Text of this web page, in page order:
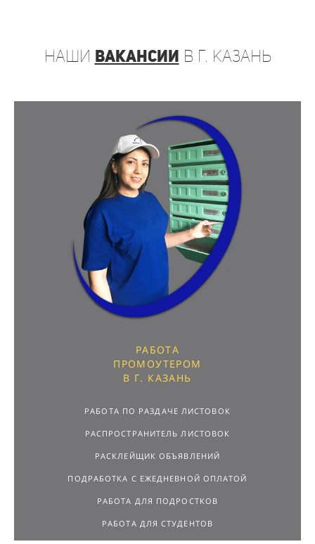
наши вакансии в г. Казань
РАБОТА
ПРОМОУТЕРОМ
В Г. КАЗАНЬ
РАБОТА ПО РАЗДАЧЕ ЛИСТОВОК
РАСПРОСТРАНИТЕЛЬ ЛИСТОВОК
РАСКЛЕЙЩИК ОБЪЯВЛЕНИЙ
ПОДРАБОТКА С ЕЖЕДНЕВНОЙ ОПЛАТОЙ
РАБОТА ДЛЯ ПОДРОСТКОВ
РАБОТА ДЛЯ СТУДЕНТОВ